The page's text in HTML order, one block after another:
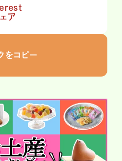
ア
をコピー